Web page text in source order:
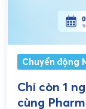
Chuyển động
Chỉ còn 1
cùng